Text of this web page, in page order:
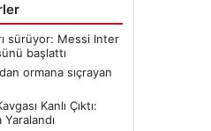
sürüyor: Messi Inter
başlattı
ormana sıçrayan
Kanlı Çıktı: